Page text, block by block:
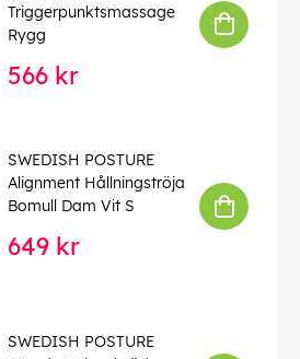
Triggerpunktsmassage
Rygg
566 kr
SWEDISH POSTURE
Alignment Hållningströja
Bomull Dam Vit S
649 kr
SWEDISH POSTURE